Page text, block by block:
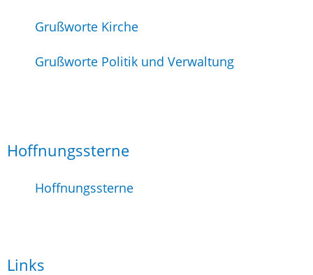
Grußworte Kirche
Grußworte Politik und Verwaltung
Hoffnungssterne
Hoffnungssterne
Links